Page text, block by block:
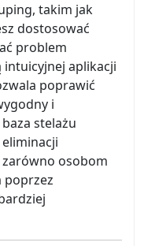
takim jak
dostosować
problem
aplikacji
poprawić
i
stelażu
osobom
poprzez